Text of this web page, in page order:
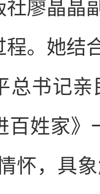
社廖晶晶
程。她结
总书记
百姓家
怀，具